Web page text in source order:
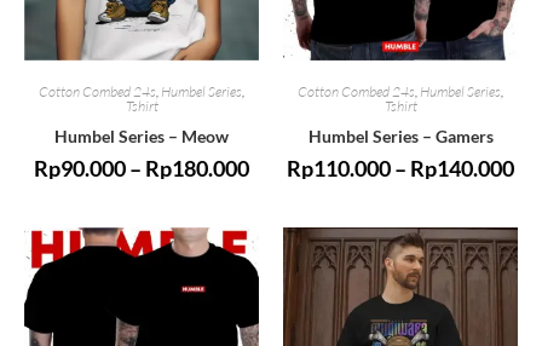
Cotton Combed 24s, Humbel Series,
Tshirt
Humbel Series – Meow
Rp90.000– Rp180.000
Cotton Combed 24s, Humbel Series,
Tshirt
Humbel Series – Gamers
Rp110.000– Rp140.000